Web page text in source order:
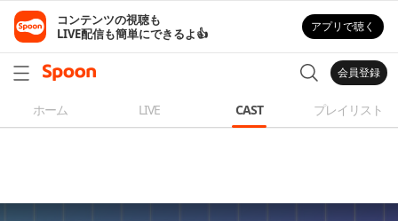
コンテンツの視聴も
LIVE配信も簡単にできるよ👍
アプリで聴く
会員登録
ホーム LIVE CAST プレイリスト